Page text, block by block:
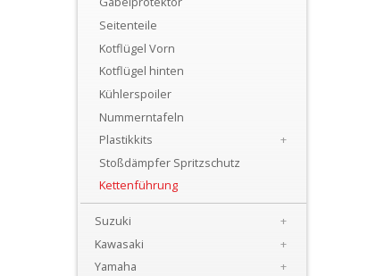
Seitenteile
Kotflügel Vorn
Kotflügel hinten
Kühlerspoiler
Nummerntafeln
Plastikkits
+
Stoßdämpfer Spritzschutz
Kettenführung
Suzuki
+
Kawasaki
+
Yamaha
+